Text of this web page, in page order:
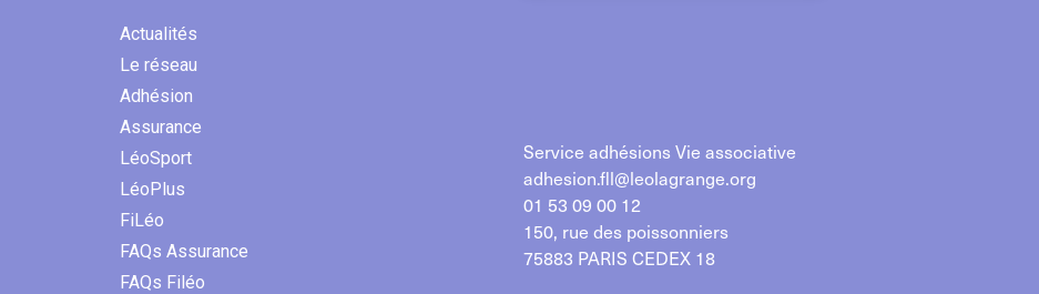
Actualités
Le réseau
Adhésion
Assurance
LéoSport
LéoPlus
FiLéo
FAQs Assurance
FAQs Filéo
Service adhésions Vie associative
adhesion.fll@leolagrange.org
01 53 09 00 12
150, rue des poissonniers
75883 PARIS CEDEX 18